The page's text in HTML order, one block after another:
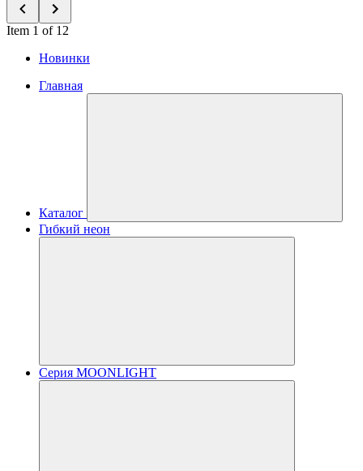
Item 1 of 12
Новинки
Главная
Каталог
Гибкий неон
Серия MOONLIGHT